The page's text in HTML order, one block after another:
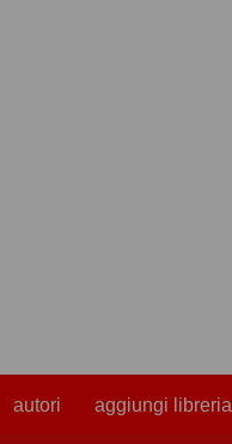
autori aggiungi libreria